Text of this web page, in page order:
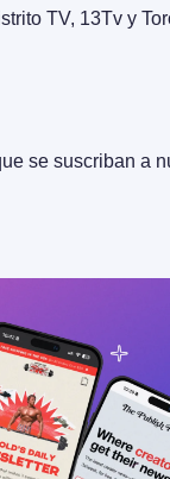
TV, 13Tv y
se suscriban a